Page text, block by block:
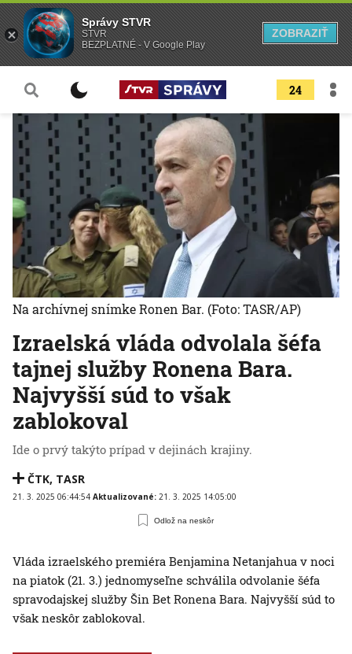
24
Izraelská vláda odvolala šéfa
tajnej služby Ronena Bara.
Najvyšší súd to však
zablokoval
Ide o prvý takýto prípad v dejinách krajiny.
ČTK, TASR
21. 3. 2025 06:44:54 Aktualizované: 21. 3. 2025 14:05:00
Odlož na neskôr
Na archívnej snímke Ronen Bar. (Foto: TASR/AP)
Vláda izraelského premiéra Benjamina Netanjahua v noci
na piatok (21. 3.) jednomyseľne schválila odvolanie šéfa
spravodajskej služby Šin Bet Ronena Bara. Najvyšší súd to
však neskôr zablokoval.
Správy STVR
STVR
BEZPLATNÉ - V Google Play
ZOBRAZIŤ